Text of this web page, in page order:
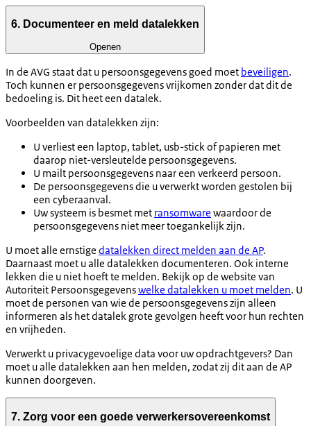
6. Documenteer en meld datalekken
Openen
In de AVG staat dat u persoonsgegevens goed moet beveiligen.
Toch kunnen er persoonsgegevens vrijkomen zonder dat dit de
bedoeling is. Dit heet een datalek.
Voorbeelden van datalekken zijn:
U verliest een laptop, tablet, usb-stick of papieren met
daarop niet-versleutelde persoonsgegevens.
U mailt persoonsgegevens naar een verkeerd persoon.
De persoonsgegevens die u verwerkt worden gestolen bij
een cyberaanval.
Uw systeem is besmet met ransomware waardoor de
persoonsgegevens niet meer toegankelijk zijn.
U moet alle ernstige datalekken direct melden aan de AP.
Daarnaast moet u alle datalekken documenteren. Ook interne
lekken die u niet hoeft te melden. Bekijk op de website van
Autoriteit Persoonsgegevenswelke datalekken u moet melden. U
moet de personen van wie de persoonsgegevens zijn alleen
informeren als het datalek grote gevolgen heeft voor hun rechten
en vrijheden.
Verwerkt u privacygevoelige data voor uw opdrachtgevers? Dan
moet u alle datalekken aan hen melden, zodat zij dit aan de AP
kunnen doorgeven.
7. Zorg voor een goede verwerkersovereenkomst